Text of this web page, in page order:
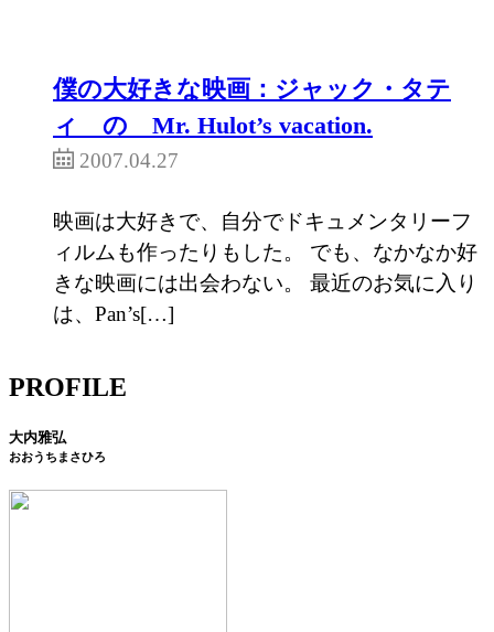
僕の大好きな映画：ジャック・タテ
ィ の Mr. Hulot’s vacation.
2007.04.27
映画は大好きで、自分でドキュメンタリーフ
ィルムも作ったりもした。 でも、なかなか好
きな映画には出会わない。 最近のお気に入り
は、Pan’s[…]
PROFILE
大内雅弘
おおうちまさひろ